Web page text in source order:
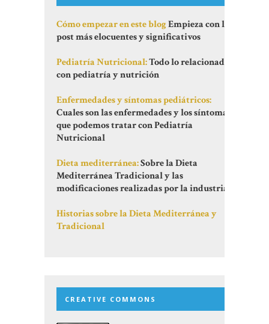
Cómo empezar en este blogEmpieza con los
post más elocuentes y significativos
Pediatría Nutricional:Todo lo relacionado
con pediatría y nutrición
Enfermedades y síntomas pediátricos:
Cuales son las enfermedades y los síntomas
que podemos tratar con Pediatría
Nutricional
Dieta mediterránea:Sobre la Dieta
Mediterránea Tradicional y las
modificaciones realizadas por la industria
Historias sobre la Dieta Mediterránea y
Tradicional
CREATIVE COMMONS